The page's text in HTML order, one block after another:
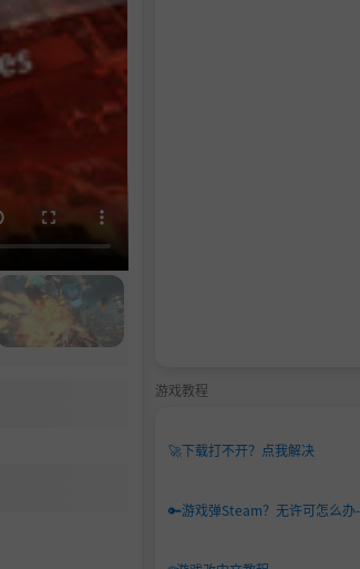
游戏教程
🚀下载打不开？点我解决
🔑游戏弹Steam？无许可怎么办